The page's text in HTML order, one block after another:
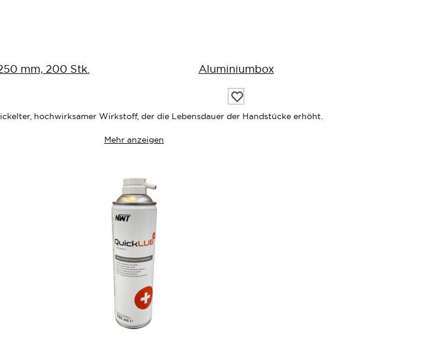
mm, 200 Stk. Aluminiumbox
Auf
die
Wunschliste
hochwirksamer Wirkstoff, der die Lebensdauer der Handstücke erhöht.
Mehr anzeigen